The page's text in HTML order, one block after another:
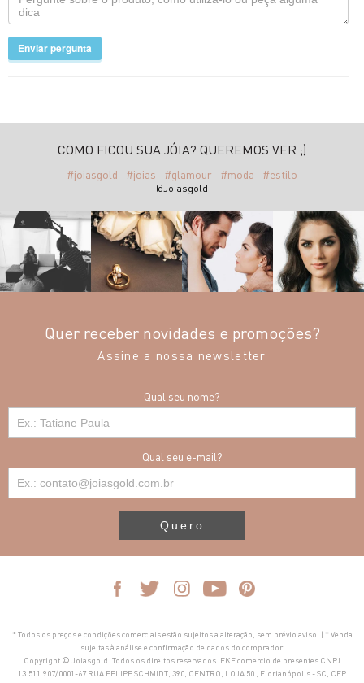
Enviar pergunta
COMO FICOU SUA JÓIA? QUEREMOS VER ;)
#joiasgold #joias #glamour #moda #estilo
@Joiasgold
Quer receber novidades e promoções?
Assine a nossa newsletter
Qual seu nome?
Qual seu e-mail?
Quero
* Todos os preços e condições comerciais estão sujeitos a alteração, sem prévio aviso. | * Venda
sujeitas à análise e confirmação de dados do comprador.
Copyright © Joiasgold. Todos os direitos reservados. FKF comercio de presentes CNPJ
13.511.907/0001-67 RUA FELIPE SCHMIDT, 390, CENTRO, LOJA 50 , Florianópolis - SC, CEP